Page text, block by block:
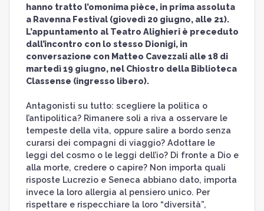
hanno tratto l’omonima pièce, in prima assoluta
a Ravenna Festival (giovedì 20 giugno, alle 21).
L’appuntamento al Teatro Alighieri è preceduto
dall’incontro con lo stesso Dionigi, in
conversazione con Matteo Cavezzali alle 18 di
martedì 19 giugno, nel Chiostro della Biblioteca
Classense (ingresso libero).
Antagonisti su tutto: scegliere la politica o
l’antipolitica? Rimanere soli a riva a osservare le
tempeste della vita, oppure salire a bordo senza
curarsi dei compagni di viaggio? Adottare le
leggi del cosmo o le leggi dell’io? Di fronte a Dio e
alla morte, credere o capire? Non importa quali
risposte Lucrezio e Seneca abbiano dato, importa
invece la loro allergia al pensiero unico. Per
rispettare e rispecchiare la loro “diversità”,